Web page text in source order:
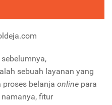
sebuah layanan yang
belanja online para
fitur